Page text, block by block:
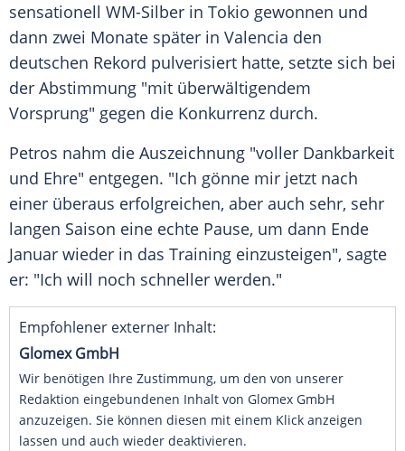
sensationell WM-Silber in Tokio gewonnen und
dann zwei Monate später in Valencia den
deutschen Rekord pulverisiert hatte, setzte sich bei
der Abstimmung "mit überwältigendem
Vorsprung" gegen die Konkurrenz durch.
Petros nahm die Auszeichnung "voller Dankbarkeit
und Ehre" entgegen. "Ich gönne mir jetzt nach
einer überaus erfolgreichen, aber auch sehr, sehr
langen Saison eine echte Pause, um dann Ende
Januar wieder in das Training einzusteigen", sagte
er: "Ich will noch schneller werden."
Empfohlener externer Inhalt:
Glomex GmbH
Wir benötigen Ihre Zustimmung, um den von unserer
Redaktion eingebundenen Inhalt von Glomex GmbH
anzuzeigen. Sie können diesen mit einem Klick anzeigen
lassen und auch wieder deaktivieren.